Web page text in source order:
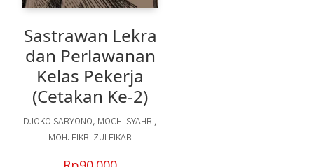
Sastrawan Lekra
dan Perlawanan
Kelas Pekerja
(Cetakan Ke-2)
DJOKO SARYONO, MOCH. SYAHRI ,
MOH. FIKRI ZULFIKAR